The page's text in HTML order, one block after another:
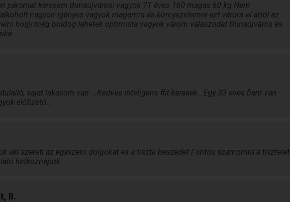
páromat keresem dunaújvárosi vagyok 71 éves 160 magas 60 kg Nem
nagyon igényes vagyok magamra és környezetemre ezt várom el attól az
hogy még boldog lehetek optimista vagyok várom válaszodat Dunaújváros és
sajat lakasom van ...Kedves inteligens ffit keresek ..Egy 33 eves fiam van
előfizető...
aki szereti az egyszeru dolgokat es a tiszta beszedet Fontos szamomra a tisztelet
hetkoznapok
II.